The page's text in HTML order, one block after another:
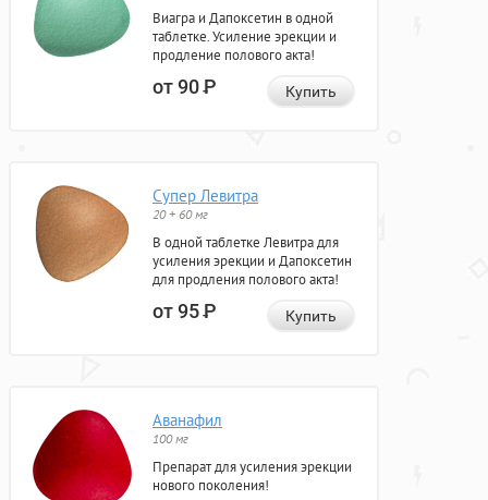
Виагра и Дапоксетин в одной
таблетке. Усиление эрекции и
продление полового акта!
от 90Р Купить
Супер Левитра
20 + 60 мг
В одной таблетке Левитра для
усиления эрекции и Дапоксетин
для продления полового акта!
от 95Р Купить
Аванафил
100 мг
Препарат для усиления эрекции
нового поколения!